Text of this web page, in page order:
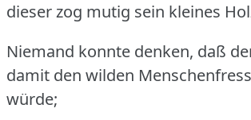
dieser zog mutig sein kleines
Niemand konnte denken, daß
damit den wilden
würde;